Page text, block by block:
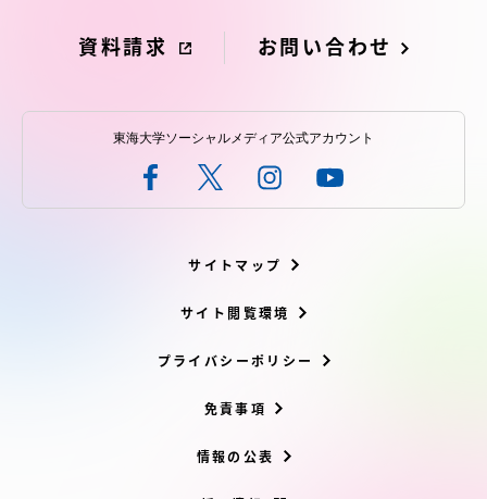
資料請求 お問い合わせ
東海大学ソーシャルメディア公式アカウント
サイトマップ
サイト閲覧環境
プライバシーポリシー
免責事項
情報の公表